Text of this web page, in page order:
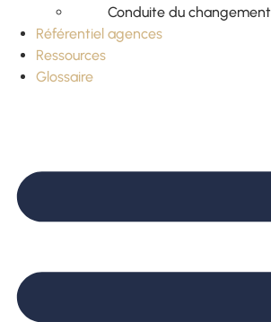
Conduite du changement
Référentiel agences
Ressources
Glossaire